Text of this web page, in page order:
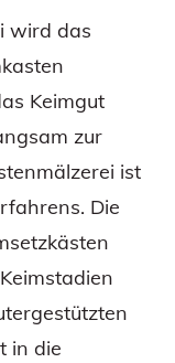
wird das
Keimgut
zur
ist
Die
in die